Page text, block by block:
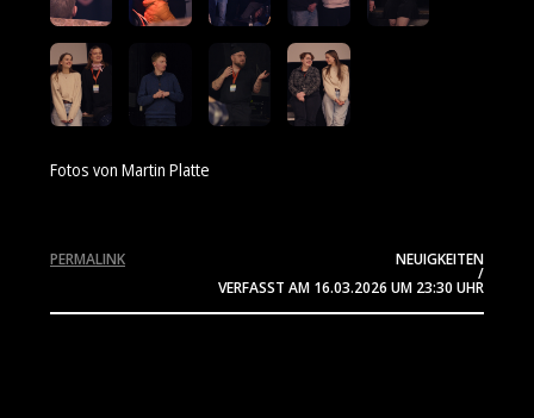
Fotos von Martin Platte
NEUIGKEITEN
/
VERFASST AM 16.03.2026 UM 23:30 UHR
PERMALINK